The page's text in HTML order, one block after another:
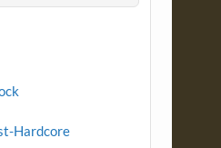
Hardcore